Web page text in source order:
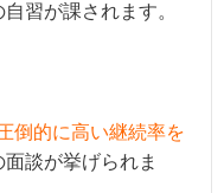
習が課されます。
倒的に高い継続率を
談が挙げられま